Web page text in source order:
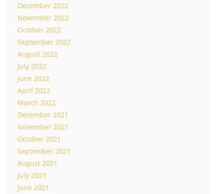
December 2022
November 2022
October 2022
September 2022
August 2022
July 2022
June 2022
April 2022
March 2022
December 2021
November 2021
October 2021
September 2021
August 2021
July 2021
June 2021